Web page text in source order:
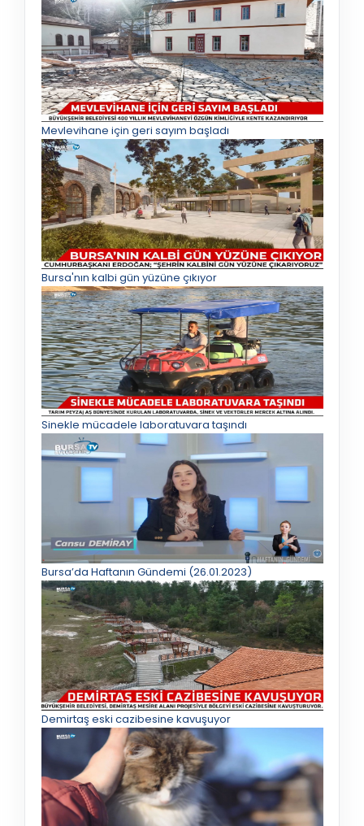
Mevlevihane için geri sayım başladı
Bursa'nın kalbi gün yüzüne çıkıyor
Sinekle mücadele laboratuvara taşındı
Bursa’da Haftanın Gündemi (26.01.2023)
Demirtaş eski cazibesine kavuşuyor